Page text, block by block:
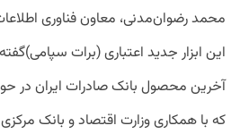
محمد رضوان‌مدنی، معاون فناوری
این ابزار جدید اعتباری (برات
آخرین محصول بانک صادرات ایران در
که با همکاری وزارت اقتصاد و بانک